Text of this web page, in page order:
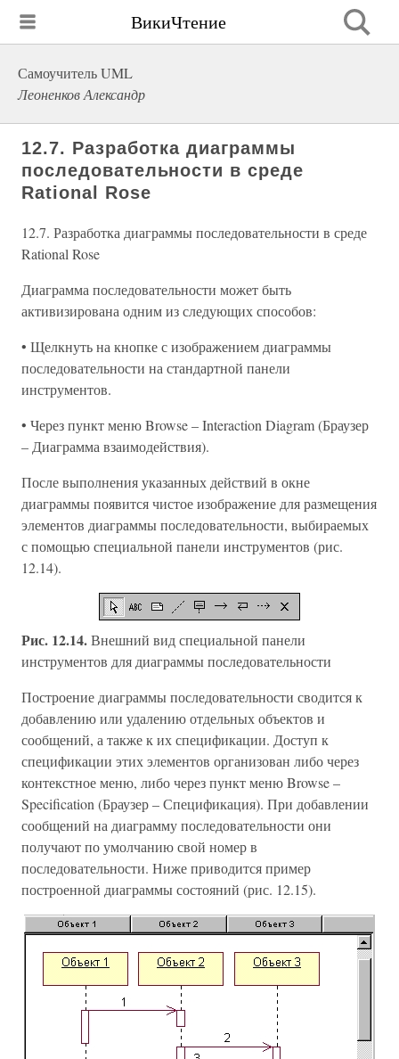
ВикиЧтение
Самоучитель UML
Леоненков Александр
12.7. Разработка диаграммы
последовательности в среде
Rational Rose
12.7. Разработка диаграммы последовательности в среде
Rational Rose
Диаграмма последовательности может быть
активизирована одним из следующих способов:
• Щелкнуть на кнопке с изображением диаграммы
последовательности на стандартной панели
инструментов.
• Через пункт меню Browse – Interaction Diagram (Браузер
– Диаграмма взаимодействия).
После выполнения указанных действий в окне
диаграммы появится чистое изображение для размещения
элементов диаграммы последовательности, выбираемых
с помощью специальной панели инструментов (рис.
12.14).
Рис. 12.14.Внешний вид специальной панели
инструментов для диаграммы последовательности
Построение диаграммы последовательности сводится к
добавлению или удалению отдельных объектов и
сообщений, а также к их спецификации. Доступ к
спецификации этих элементов организован либо через
контекстное меню, либо через пункт меню Browse –
Specification (Браузер – Спецификация). При добавлении
сообщений на диаграмму последовательности они
получают по умолчанию свой номер в
последовательности. Ниже приводится пример
построенной диаграммы состояний (рис. 12.15).